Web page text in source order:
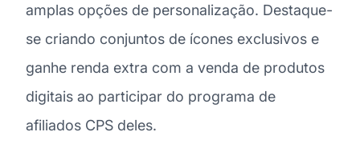
amplas opções de personalização. Destaque-
se criando conjuntos de ícones exclusivos e
ganhe renda extra com a venda de produtos
digitais ao participar do programa de
afiliados CPS deles.